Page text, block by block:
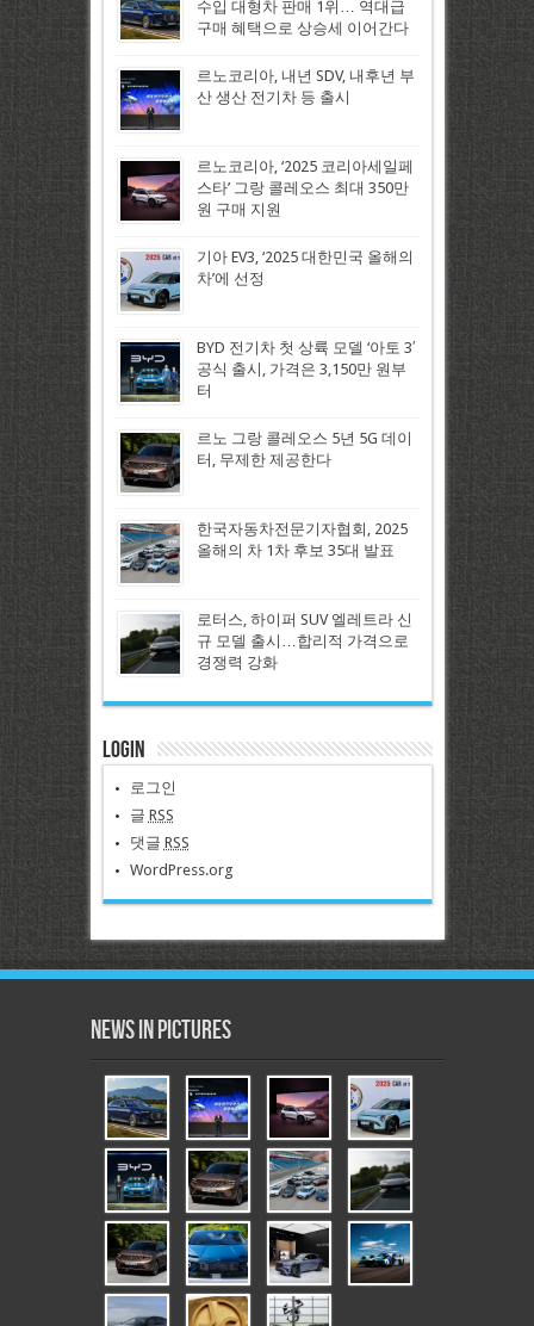
수입 대형차 판매 1위… 역대급
구매 혜택으로 상승세 이어간다
르노코리아, 내년 SDV, 내후년 부
산 생산 전기차 등 출시
르노코리아, ‘2025 코리아세일페
스타’ 그랑 콜레오스 최대 350만
원 구매 지원
기아 EV3, ‘2025 대한민국 올해의
차’에 선정
BYD 전기차 첫 상륙 모델 ‘아토 3′
공식 출시, 가격은 3,150만 원부
터
르노 그랑 콜레오스 5년 5G 데이
터, 무제한 제공한다
한국자동차전문기자협회, 2025
올해의 차 1차 후보 35대 발표
로터스, 하이퍼 SUV 엘레트라 신
규 모델 출시…합리적 가격으로
경쟁력 강화
Login
로그인
글 RSS
댓글 RSS
WordPress.org
News in Pictures